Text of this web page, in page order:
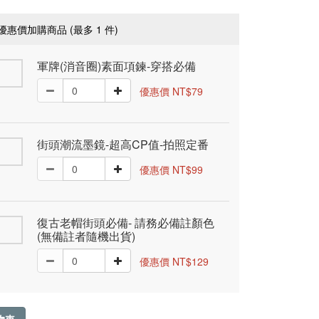
惠價加購商品 (最多 1 件)
軍牌(消音圈)素面項鍊-穿搭必備
優惠價 NT$79
街頭潮流墨鏡-超高CP值-拍照定番
優惠價 NT$99
復古老帽街頭必備- 請務必備註顏色
(無備註者隨機出貨)
優惠價 NT$129